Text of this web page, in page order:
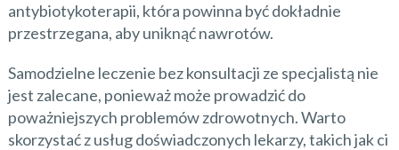
antybiotykoterapii, która powinna być dokładnie
przestrzegana, aby uniknąć nawrotów.
Samodzielne leczenie bez konsultacji ze specjalistą nie
jest zalecane, ponieważ może prowadzić do
poważniejszych problemów zdrowotnych. Warto
skorzystać z usług doświadczonych lekarzy, takich jak ci